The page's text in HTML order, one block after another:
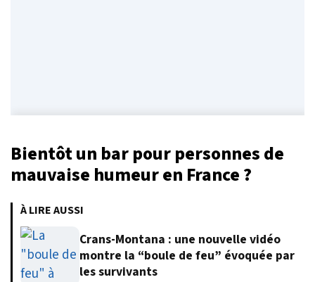
Bientôt un bar pour personnes de
mauvaise humeur en France ?
À LIRE AUSSI
Crans-Montana : une nouvelle vidéo
montre la “boule de feu” évoquée par
les survivants